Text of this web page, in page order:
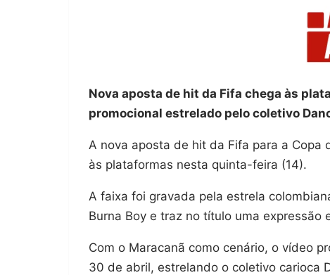
Nova aposta de hit da Fifa chega às
promocional estrelado pelo coletivo
A nova aposta de hit da Fifa para a Copa
às plataformas nesta quinta-feira (14).
A faixa foi gravada pela estrela
Burna Boy e traz no título uma expressão
Com o Maracanã como cenário, o vídeo
30 de abril, estrelando o coletivo carioca